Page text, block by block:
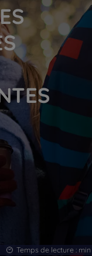
Temps de lecture : min